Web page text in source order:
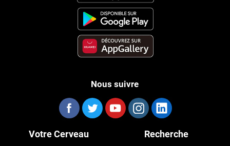
Nous suivre
Votre Cerveau Recherche